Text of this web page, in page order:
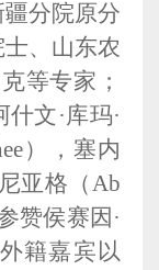
分院原分
、山东农
等专家；
文·库玛·
），塞内
亚格（Ab
赞侯赛因·
籍嘉宾以